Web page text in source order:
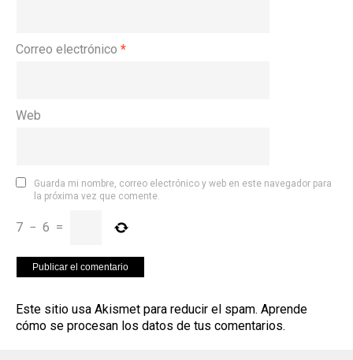
Correo electrónico *
Web
Guarda mi nombre, correo electrónico y web en este navegador para
la próxima vez que comente.
7 − 6 =
Este sitio usa Akismet para reducir el spam. Aprende
cómo se procesan los datos de tus comentarios.